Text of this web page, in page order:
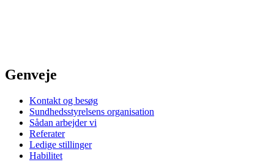
Genveje
Kontakt og besøg
Sundhedsstyrelsens organisation
Sådan arbejder vi
Referater
Ledige stillinger
Habilitet